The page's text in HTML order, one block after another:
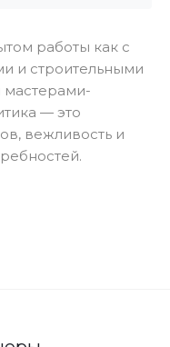
работы как с
и строительными
мастерами-
— это
вежливость и